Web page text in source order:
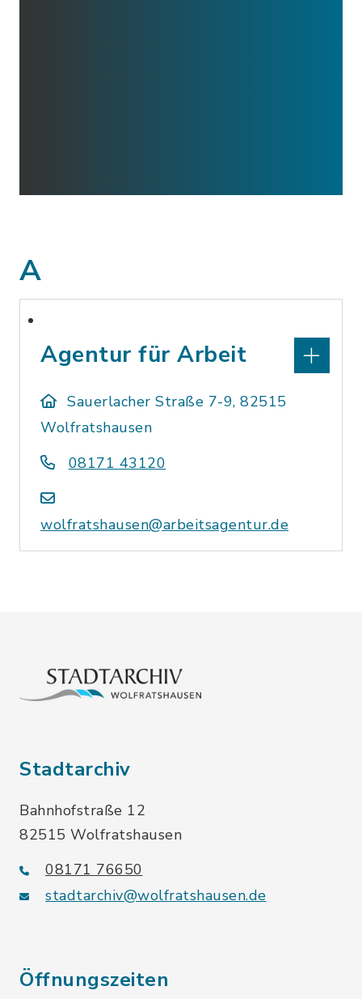
A
Agentur für Arbeit
Sauerlacher Straße 7-9, 82515
Wolfratshausen
08171 43120
wolfratshausen@arbeitsagentur.de
Stadtarchiv
Bahnhofstraße 12
82515 Wolfratshausen
08171 76650
stadtarchiv@wolfratshausen.de
Öffnungszeiten